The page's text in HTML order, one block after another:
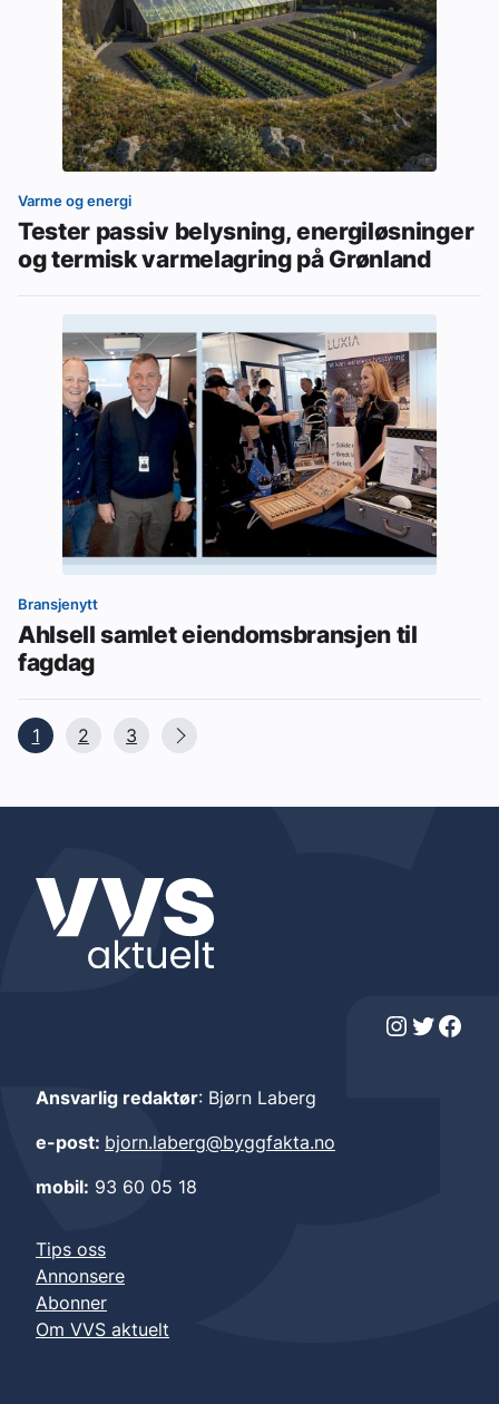
Varme og energi
Tester passiv belysning, energiløsninger
og termisk varmelagring på Grønland
Bransjenytt
Ahlsell samlet eiendomsbransjen til
fagdag
1 2 3
Instagram Twitter Facebook
Ansvarlig redaktør: Bjørn Laberg
e-post: bjorn.laberg@byggfakta.no
mobil: 93 60 05 18
Tips oss
Annonsere
Abonner
Om VVS aktuelt